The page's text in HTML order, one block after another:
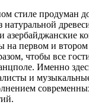
стиле продуман
натуральной
азербайджанские
на первом и
чтобы все
Именно
и